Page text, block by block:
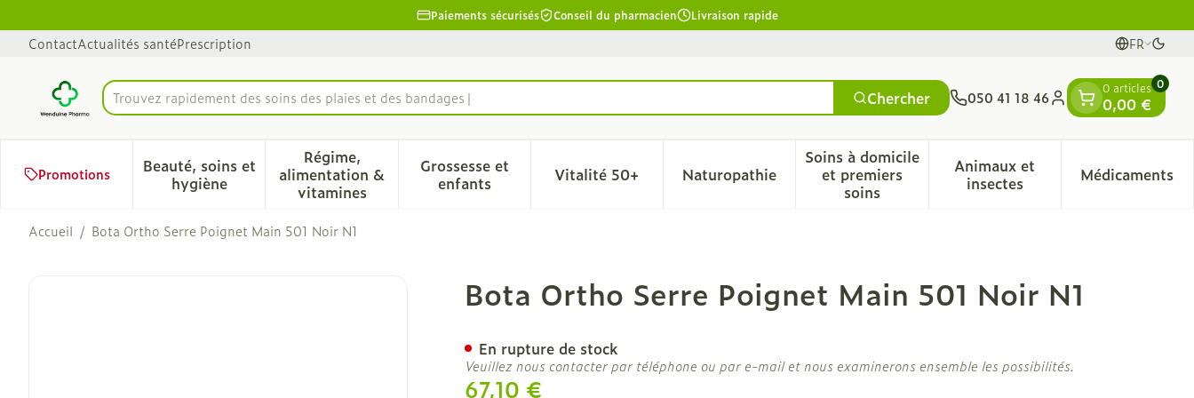
Paiements sécurisés Conseil du pharmacien Livraison rapide
ContactActualités santéPrescription FR
Langues
Rechercher
Trouvez rapidement des soins des plaies et des bandages Chercher 050 41 18 46
Menu client
0 articles
0,00 €
0
Promotions
Beauté, soins et
hygièneAfficher le sous-menu pour la catégorie Beauté, soins et hygiène
Régime,
alimentation &
vitaminesAfficher le sous-menu pour la catégorie Régime, alimentation & vitamines
Grossesse et
enfantsAfficher le sous-menu pour la catégorie Grossesse et enfants
Vitalité 50+Afficher le sous-menu pour la catégorie Vitalité 50+
NaturopathieAfficher le sous-menu pour la catégorie Naturopathie
Soins à domicile
et premiers
soinsAfficher le sous-menu pour la catégorie Soins
Animaux et
insectesAfficher le sous-menu pour
Médicaments
Afficher
Accueil / Bota Ortho Serre Poignet Main 501 Noir N1
Bota Ortho Serre Poignet Main 501 Noir N1Bota Ortho Serre Poignet Main 501 Noir N1
67,10 €
En rupture de stock
Veuillez nous contacter par téléphone ou par e-mail et nous examinerons ensemble les possibilités.